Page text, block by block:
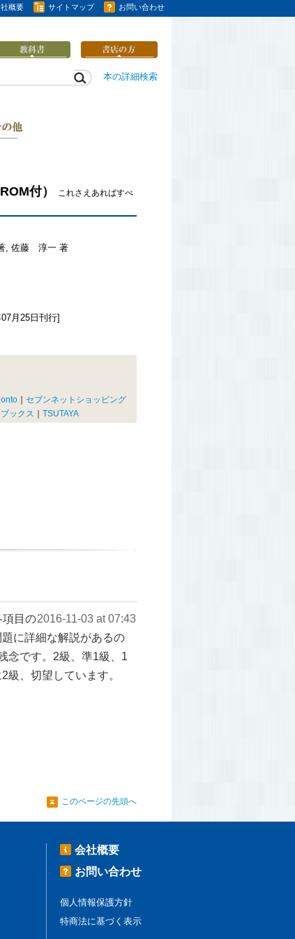
概要 サイトマップ お問い合わせ
本の詳細検索
付）
これさえあればすべ
, 佐藤 淳一 著
月25日刊行]
セブンネットショッピング
ックス TSUTAYA
2016-11-03 at 07:43
項目の
に詳細な解説があるの
念です。2級、準1級、1
、切望しています。
このページの先頭へ
会社概要
お問い合わせ
個人情報保護方針
特商法に基づく表示